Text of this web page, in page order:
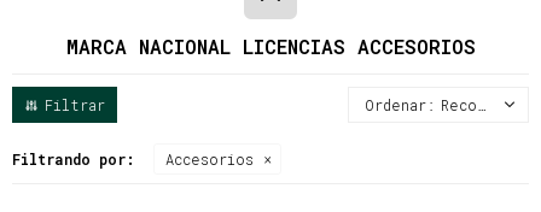
MARCA NACIONAL LICENCIAS ACCESORIOS
Recomendados
Filtrando por: Accesorios